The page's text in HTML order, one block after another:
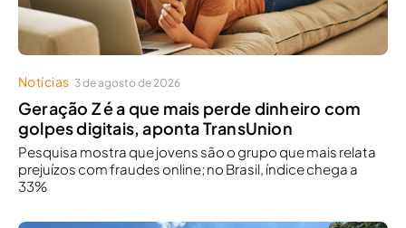
Notícias 3 de agosto de 2026
Geração Z é a que mais perde dinheiro com
golpes digitais, aponta TransUnion
Pesquisa mostra que jovens são o grupo que mais relata
prejuízos com fraudes online; no Brasil, índice chega a
33%